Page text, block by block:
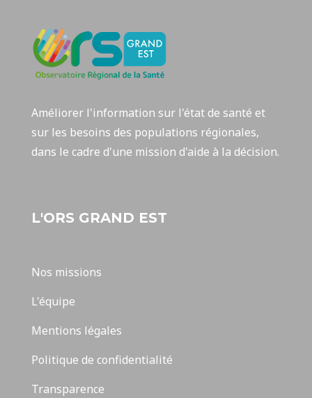
Améliorer l'information sur l'état de santé et
sur les besoins des populations régionales,
dans le cadre d'une mission d'aide à la décision.
L'ORS GRAND EST
Nos missions
L'équipe
Mentions légales
Politique de confidentialité
Transparence